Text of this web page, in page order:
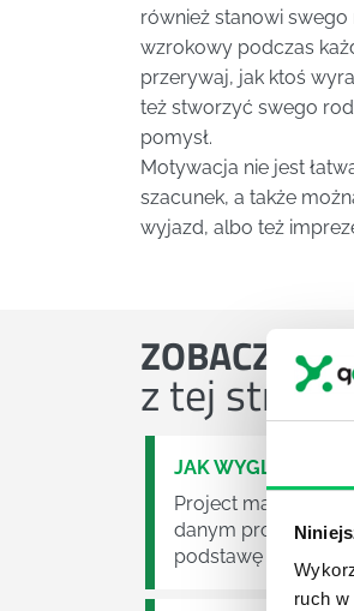
ruch
również stanowi
wzrokowy podczas
przerywaj, jak ktoś
też stworzyć swego
pomysł.
Motywacja nie jest
szacunek, a także
wyjazd, albo też
ZOBACZ
z tej strefy
JAK WYGLĄDA
Project
danym projektem
podstawę